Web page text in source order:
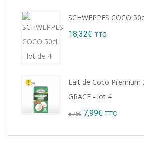
SCHWEPPES COCO
18,32€ TTC
Lait de Coco Premium
GRACE - lot 4
8,76€ Original
7,99€ Current
TTC